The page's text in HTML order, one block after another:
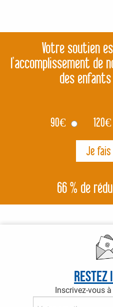
Votre soutien
l’accomplissement de
des
90€ 120€
66 % de
Inscrivez-vous